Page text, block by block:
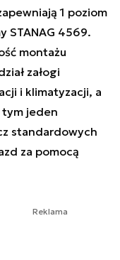
1 poziom
STANAG 4569.
montażu
załogi
i klimatyzacji, a
tym jeden
standardowych
za pomocą
Reklama